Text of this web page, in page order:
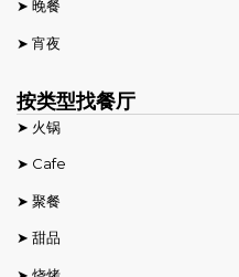
➤ 晚餐
➤ 宵夜
按类型找餐厅
➤ 火锅
➤ Cafe
➤ 聚餐
➤ 甜品